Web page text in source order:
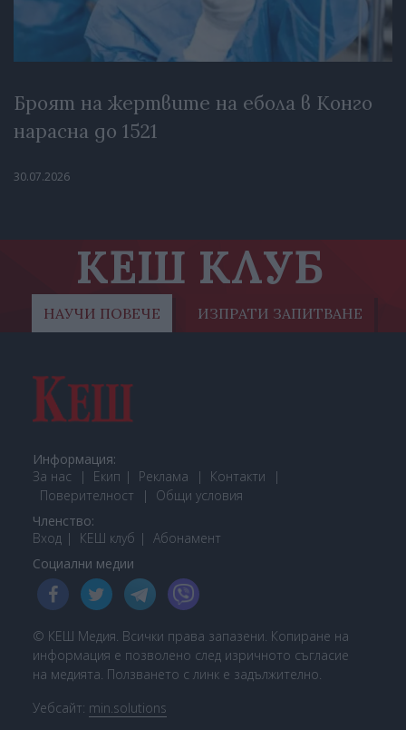
Броят на жертвите на ебола в Конго
нарасна до 1521
30.07.2026
КЕШ КЛУБ
НАУЧИ ПОВЕЧЕ ИЗПРАТИ ЗАПИТВАНЕ
Информация:
За нас
Екип Реклама
Контакти
Поверителност
Общи условия
Членство:
Вход
КЕШ клуб Абонамент
Социални медии
© КЕШ Медия. Всички права запазени. Копиране на
информация е позволено след изричното съгласие
на медията. Ползването с линк е задължително.
Уебсайт: min.solutions